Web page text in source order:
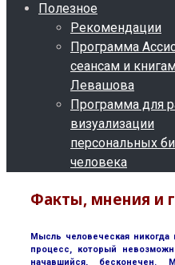
Полезное
Рекомендации
Программа
сеансам и
Левашова
Программа для
визуализации
персональных
человека
Факты, мнения и
Мысль человеческая
процесс, который
начавшийся, бесконечен.